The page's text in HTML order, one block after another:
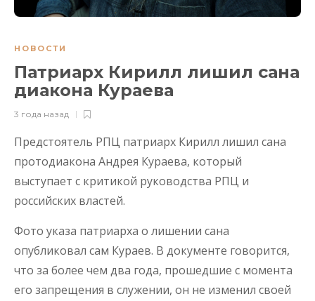
НОВОСТИ
Патриарх Кирилл лишил сана
диакона Кураева
3 года назад
Предстоятель РПЦ патриарх Кирилл лишил сана
протодиакона Андрея Кураева, который
выступает с критикой руководства РПЦ и
российских властей.
Фото указа патриарха о лишении сана
опубликовал сам Кураев. В документе говорится,
что за более чем два года, прошедшие с момента
его запрещения в служении, он не изменил своей